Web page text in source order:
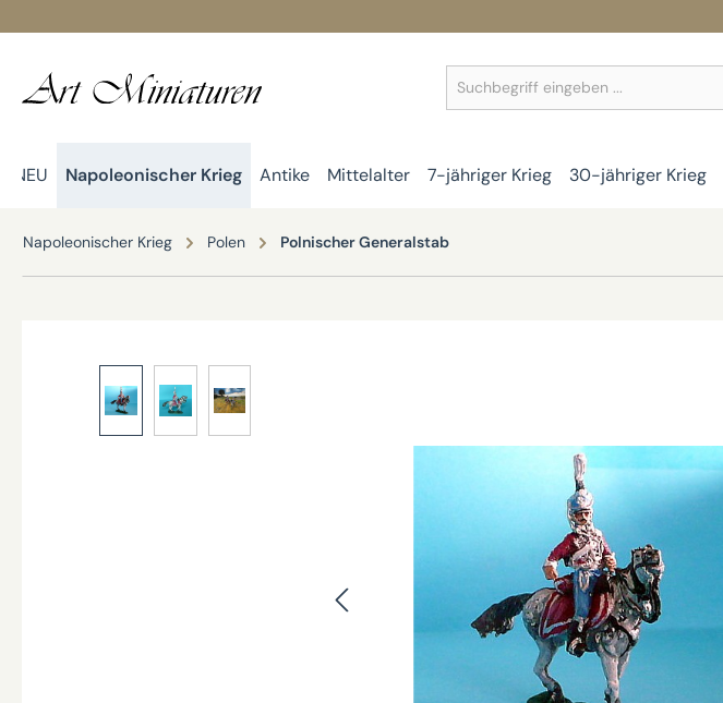
NEU Napoleonischer Krieg Antike Mittelalter 7-jähriger Krieg 30-jähriger Krieg
Napoleonischer Krieg Polen Polnischer Generalstab